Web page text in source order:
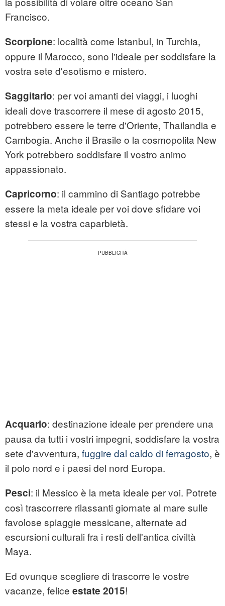
Francisco.
Scorpione: località come Istanbul, in Turchia,
oppure il Marocco, sono l'ideale per soddisfare la
vostra sete d'esotismo e mistero.
Saggitario: per voi amanti dei viaggi, i luoghi
ideali dove trascorrere il mese di agosto 2015,
potrebbero essere le terre d'Oriente, Thailandia e
Cambogia. Anche il Brasile o la cosmopolita New
York potrebbero soddisfare il vostro animo
appassionato.
Capricorno: il cammino di Santiago potrebbe
essere la meta ideale per voi dove sfidare voi
stessi e la vostra caparbietà.
Acquario: destinazione ideale per prendere una
pausa da tutti i vostri impegni, soddisfare la vostra
sete d'avventura, fuggire dal caldo di ferragosto, è
il polo nord e i paesi del nord Europa.
Pesci: il Messico è la meta ideale per voi. Potrete
così trascorrere rilassanti giornate al mare sulle
favolose spiaggie messicane, alternate ad
escursioni culturali fra i resti dell'antica civiltà
Maya.
Ed ovunque scegliere di trascorre le vostre
vacanze, felice estate 2015!